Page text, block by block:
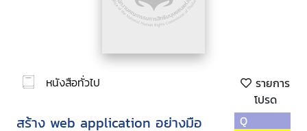
หนังสือทั่วไป
รายการ
โปรด
สร้าง web application อย่างมือ
Q